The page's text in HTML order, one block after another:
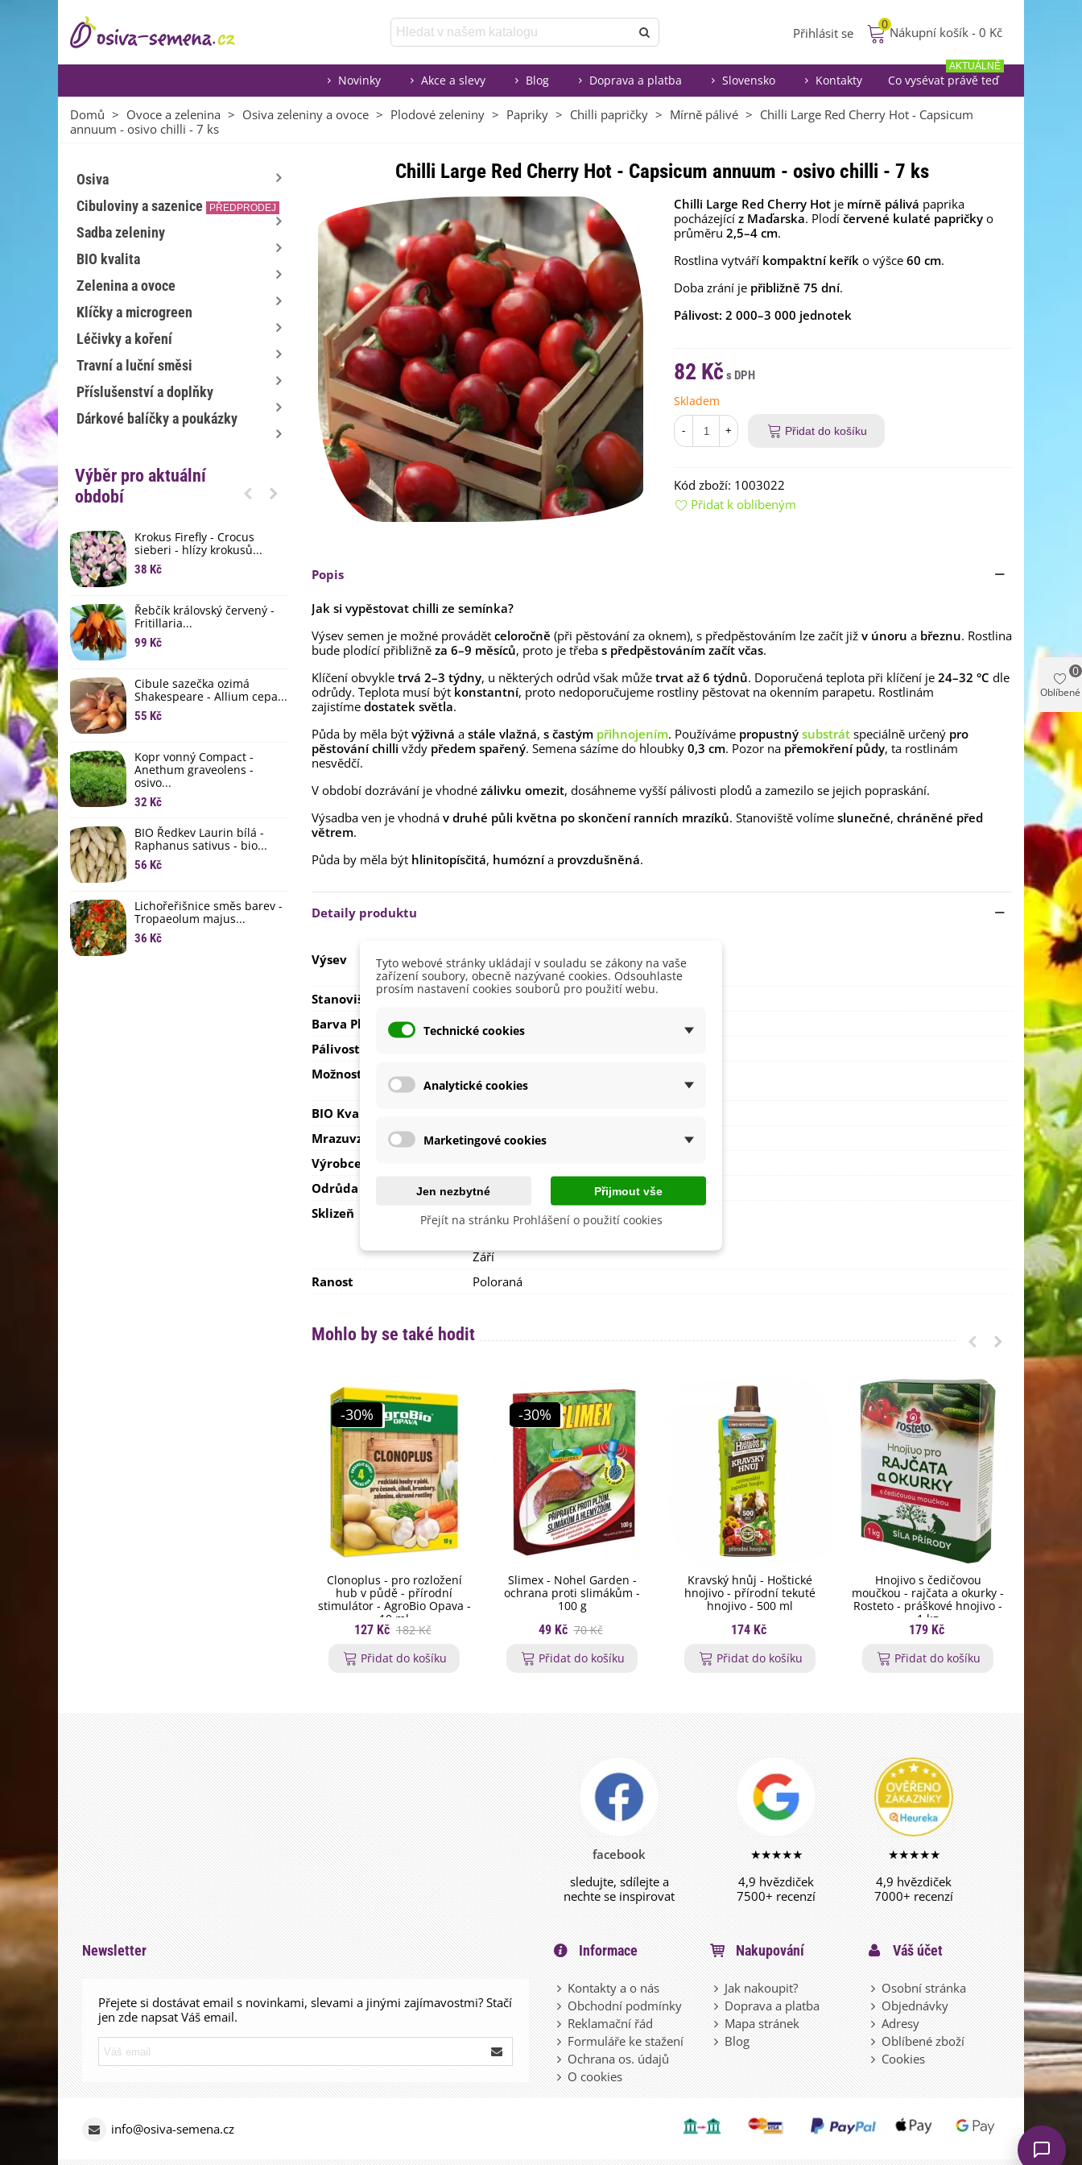
Přihlásit se
0
Nákupní košík - 0 Kč
Novinky Akce a slevy Blog Doprava a platba Slovensko Kontakty Co vysévat právě teď
AKTUÁLNĚ
Domů > Ovoce a zelenina > Osiva zeleniny a ovoce > Plodové zeleniny > Papriky > Chilli papričky > Mírně pálivé > Chilli Large Red Cherry Hot - Capsicum
annuum - osivo chilli - 7 ks
Osiva
Cibuloviny a sazenice
PŘEDPRODEJ
Sadba zeleniny
BIO kvalita
Zelenina a ovoce
Klíčky a microgreen
Léčivky a koření
Travní a luční směsi
Příslušenství a doplňky
Dárkové balíčky a poukázky
Výběr pro aktuální
období
Krokus Firefly - Crocus
sieberi - hlízy krokusů...
38 Kč
Řebčík královský červený -
Fritillaria...
99 Kč
Cibule sazečka ozimá
Shakespeare - Allium cepa...
55 Kč
Kopr vonný Compact -
Anethum graveolens -
osivo...
32 Kč
BIO Ředkev Laurin bílá -
Raphanus sativus - bio...
56 Kč
Lichořeřišnice směs barev -
Tropaeolum majus...
36 Kč
Kuchyňské bylinky na malou
plochu - výsevný...
84 Kč
Mrkev pozdní Cidera -
Daucus carota - osivo...
34 Kč
Lilie Canova - Lilium - cibule
lilií - 1 ks
60 Kč 85 Kč -30%
Begonie plnokvětá žlutá -
Begonia superba -...
60 Kč 85 Kč -30%
Eukalyptus Baby Blue -
Blahovičník - Eukalyptus...
Chilli Large Red Cherry Hot - Capsicum annuum - osivo chilli - 7 ks
Chilli Large Red Cherry Hot je mírně pálivá paprika
pocházející z Maďarska. Plodí červené kulaté papričky o
průměru 2,5–4 cm.
Rostlina vytváří kompaktní keřík o výšce 60 cm.
Doba zrání je přibližně 75 dní.
Pálivost: 2 000–3 000 jednotek
82 Kč
Skladem
- + Přidat do košíku
Kód zboží: 1003022
Přidat k oblíbeným
Popis
Jak si vypěstovat chilli ze semínka?
Výsev semen je možné provádět celoročně (při pěstování za oknem), s předpěstováním lze začít již v únoru a březnu. Rostlina
bude plodící přibližně za 6–9 měsíců, proto je třeba s předpěstováním začít včas.
Klíčení obvykle trvá 2–3 týdny, u některých odrůd však může trvat až 6 týdnů. Doporučená teplota při klíčení je 24–32 °C dle
odrůdy. Teplota musí být konstantní, proto nedoporučujeme rostliny pěstovat na okenním parapetu. Rostlinám
zajistíme dostatek světla.
Půda by měla být výživná a stále vlažná, s častým přihnojením. Používáme propustný substrát speciálně určený pro
pěstování chilli vždy předem spařený. Semena sázíme do hloubky 0,3 cm. Pozor na přemokření půdy, ta rostlinám
nesvědčí.
V období dozrávání je vhodné zálivku omezit, dosáhneme vyšší pálivosti plodů a zamezilo se jejich popraskání.
Výsadba ven je vhodná v druhé půli května po skončení ranních mrazíků. Stanoviště volíme slunečné, chráněné před
větrem.
Půda by měla být hlinitopísčitá, humóznía provzdušněná.
Detaily produktu
Výsev
Březen
Únor
Stanoviště
Barva Plodů
Červená
Pálivost Paprik
Možnosti Pěstování
Venku
BIO Kvalita
Mrazuvzdornost
Ne
Výrobce
Odrůda
Nehybridní
Sklizeň
Červen
Červenec
Září
Ranost
Poloraná
Mohlo by se také hodit
-30%
Clonoplus - pro rozložení
hub v půdě - přírodní
stimulátor - AgroBio Opava -
10 ml
127 Kč 182 Kč
Přidat do košíku
-30%
Slimex - Nohel Garden -
ochrana proti slimákům -
100 g
49 Kč 70 Kč
Přidat do košíku
Kravský hnůj - Hoštické
hnojivo - přírodní tekuté
hnojivo - 500 ml
174 Kč
Přidat do košíku
Hnojivo s čedičovou
moučkou - rajčata a okurky -
Rosteto - práškové hnojivo -
1 kg
179 Kč
Přidat do košíku
facebook
sledujte, sdílejte a
nechte se inspirovat
★★★★★
4,9 hvězdiček
7500+ recenzí
★★★★★
4,9 hvězdiček
7000+ recenzí
Newsletter
Přejete si dostávat email s novinkami, slevami a jinými zajímavostmi? Stačí
jen zde napsat Váš email.
Informace
Kontakty a o nás
Obchodní podmínky
Reklamační řád
Formuláře ke stažení
Ochrana os. údajů
O cookies
Nakupování
Jak nakoupit?
Doprava a platba
Mapa stránek
Blog
Váš účet
Osobní stránka
Objednávky
Adresy
Oblíbené zboží
Cookies
info@osiva-semena.cz
Oblíbené
0
Tyto webové stránky ukládají v souladu se zákony na vaše
zařízení soubory, obecně nazývané cookies. Odsouhlaste
prosím nastavení cookies souborů pro použití webu.
Technické cookies
Analytické cookies
Marketingové cookies
Jen nezbytné Přijmout vše
Přejít na stránku Prohlášení o použití cookies